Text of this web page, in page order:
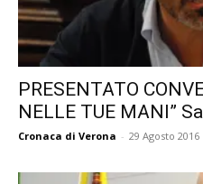
PRESENTATO
NELLE TUE MANI”
Cronaca di Verona - 29 Agosto 2016